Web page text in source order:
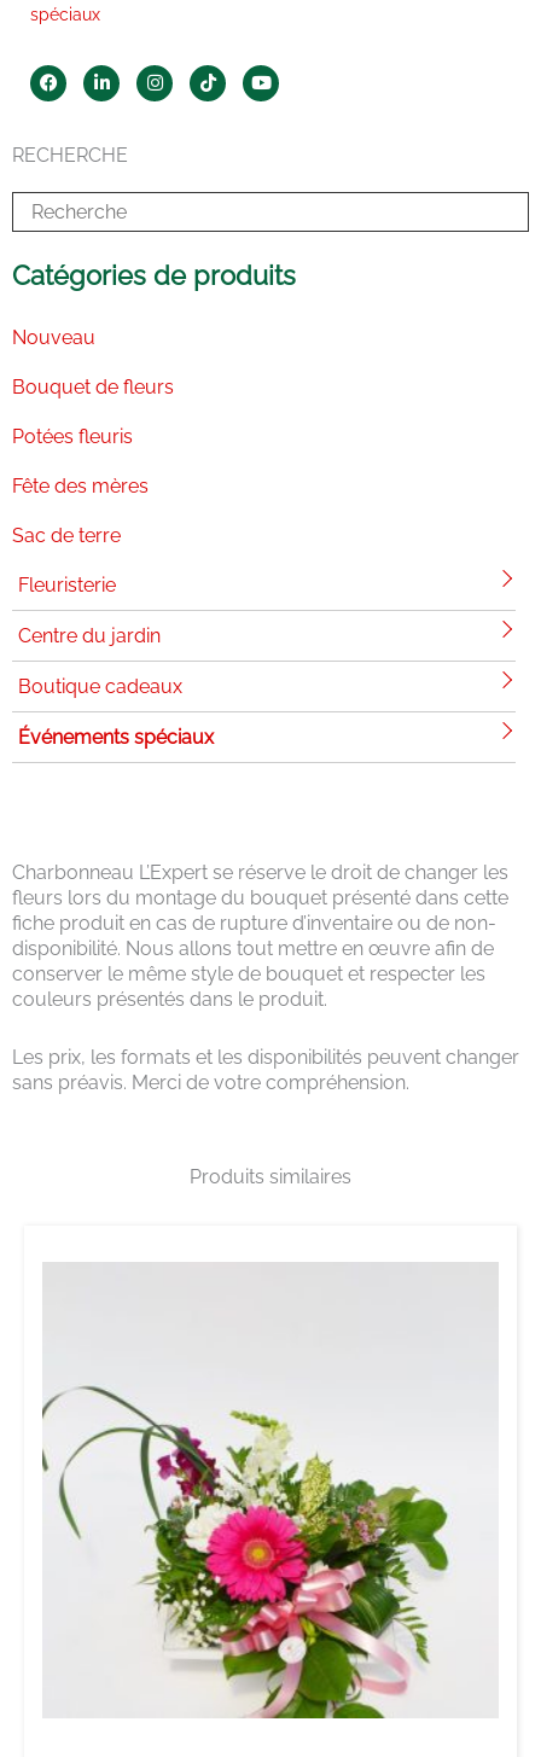
RECHERCHE
Catégories de produits
Nouveau
Bouquet de fleurs
Potées fleuris
Fête des mères
Sac de terre
Fleuristerie
Centre du jardin
Boutique cadeaux
Événements spéciaux
spéciaux
F
a
c
b
o
k
L
i
n
e
d
n
-
i
I
n
s
a
T
i
k
Y
o
u
Charbonneau L’Expert se réserve le droit de changer les
fleurs lors du montage du bouquet présenté dans cette
fiche produit en cas de rupture d’inventaire ou de non-
disponibilité. Nous allons tout mettre en œuvre afin de
conserver le même style de bouquet et respecter les
couleurs présentés dans le produit.
Les prix, les formats et les disponibilités peuvent changer
sans préavis. Merci de votre compréhension.
Produits similaires